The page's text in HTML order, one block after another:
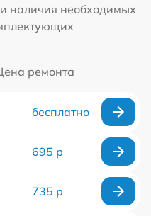
наличия необходимых
ремонта
бесплатно
695 р
735 р